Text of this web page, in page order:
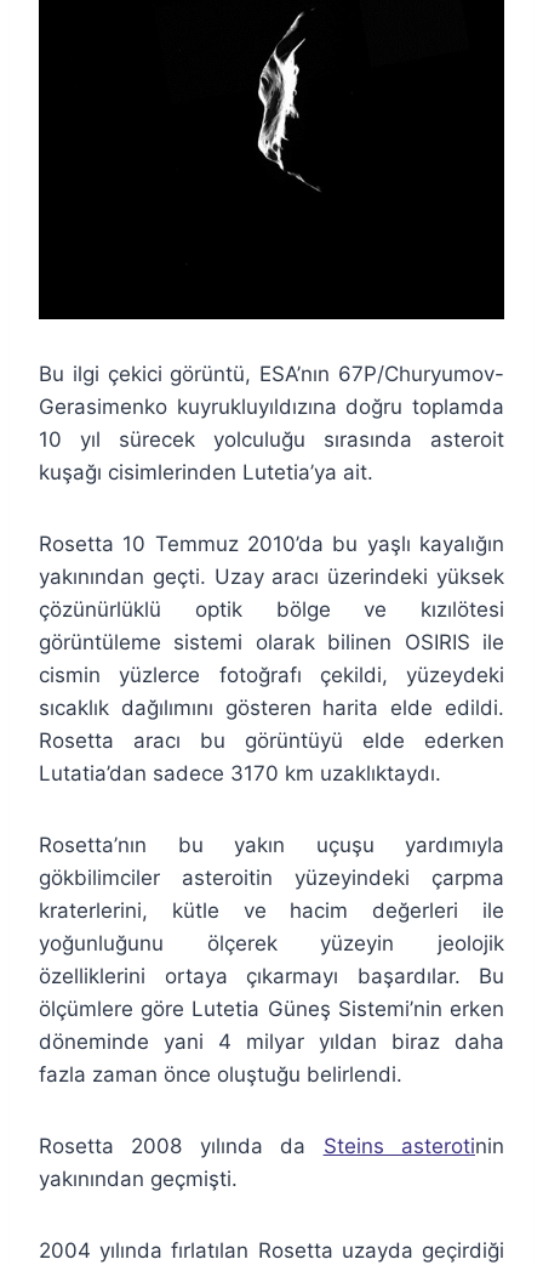
Bu ilgi çekici görüntü, ESA’nın 67P/Churyumov-
Gerasimenko kuyrukluyıldızına doğru toplamda
10 yıl sürecek yolculuğu sırasında asteroit
kuşağı cisimlerinden Lutetia’ya ait.
Rosetta 10 Temmuz 2010’da bu yaşlı kayalığın
yakınından geçti. Uzay aracı üzerindeki yüksek
çözünürlüklü optik bölge ve kızılötesi
görüntüleme sistemi olarak bilinen OSIRIS ile
cismin yüzlerce fotoğrafı çekildi, yüzeydeki
sıcaklık dağılımını gösteren harita elde edildi.
Rosetta aracı bu görüntüyü elde ederken
Lutatia’dan sadece 3170 km uzaklıktaydı.
Rosetta’nın bu yakın uçuşu yardımıyla
gökbilimciler asteroitin yüzeyindeki çarpma
kraterlerini, kütle ve hacim değerleri ile
yoğunluğunu ölçerek yüzeyin jeolojik
özelliklerini ortaya çıkarmayı başardılar. Bu
ölçümlere göre Lutetia Güneş Sistemi’nin erken
döneminde yani 4 milyar yıldan biraz daha
fazla zaman önce oluştuğu belirlendi.
Rosetta 2008 yılında da Steins asterotinin
yakınından geçmişti.
2004 yılında fırlatılan Rosetta uzayda geçirdiği